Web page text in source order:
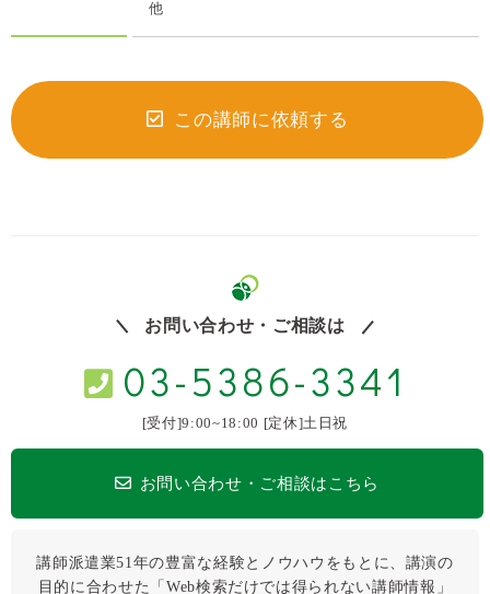
他
この講師に依頼する
お問い合わせ・ご相談は
03-5386-3341
[受付]9:00~18:00 [定休]土日祝
お問い合わせ・ご相談はこちら
講師派遣業51年の豊富な経験とノウハウをもとに、講演の
目的に合わせた「Web検索だけでは得られない講師情報」